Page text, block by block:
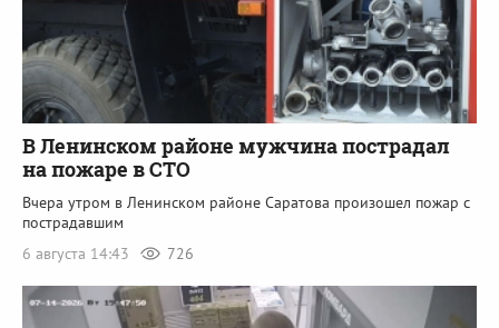
В Ленинском районе мужчина пострадал
на пожаре в СТО
Вчера утром в Ленинском районе Саратова произошел пожар с
пострадавшим
6 августа 14:43
726